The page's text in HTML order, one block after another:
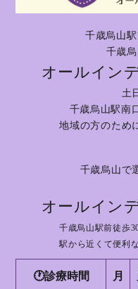
千歳烏山駅
千歳
オールイン
土
千歳烏山駅南
地域の方のため
千歳烏山で
オールイン
千歳烏山駅前徒歩
駅から近くて便利
🕐診療時間 月